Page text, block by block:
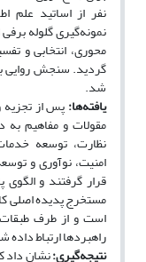
نفر از اساتید
نمونه‌گیری گلوله
محوری، انتخابی و
گردید. سنجش روایی
شد.
یافته‌ها:
نظارت، توسعه
امنیت، نوآوری و
قرار گرفتند و الگوی
مستخرج پدیده اصلی
است و از طرف
راهبردها ارتباط داده
نتیجه‌گیری:نشان داد